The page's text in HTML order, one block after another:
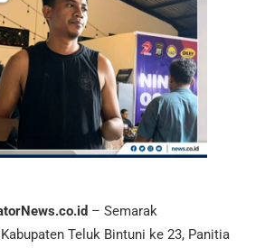
– Semarak
Teluk Bintuni ke 23, Panitia